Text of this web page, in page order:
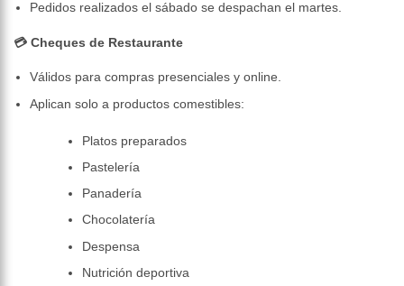
Pedidos realizados el sábado se despachan el martes.
💳 Cheques de Restaurante
Válidos para compras presenciales y online.
Aplican solo a productos comestibles:
Platos preparados
Pastelería
Panadería
Chocolatería
Despensa
Nutrición deportiva